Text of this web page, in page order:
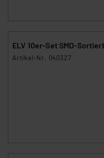
ELV 10er-Set SMD-
Artikel-Nr. 040327